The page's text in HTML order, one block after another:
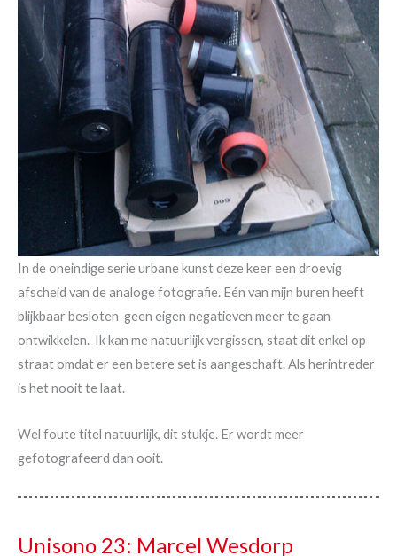
In de oneindige serie urbane kunst deze keer een droevig
afscheid van de analoge fotografie. Eén van mijn buren heeft
blijkbaar besloten geen eigen negatieven meer te gaan
ontwikkelen. Ik kan me natuurlijk vergissen, staat dit enkel op
straat omdat er een betere set is aangeschaft. Als herintreder
is het nooit te laat.
Wel foute titel natuurlijk, dit stukje. Er wordt meer
gefotografeerd dan ooit.
Unisono 23: Marcel Wesdorp